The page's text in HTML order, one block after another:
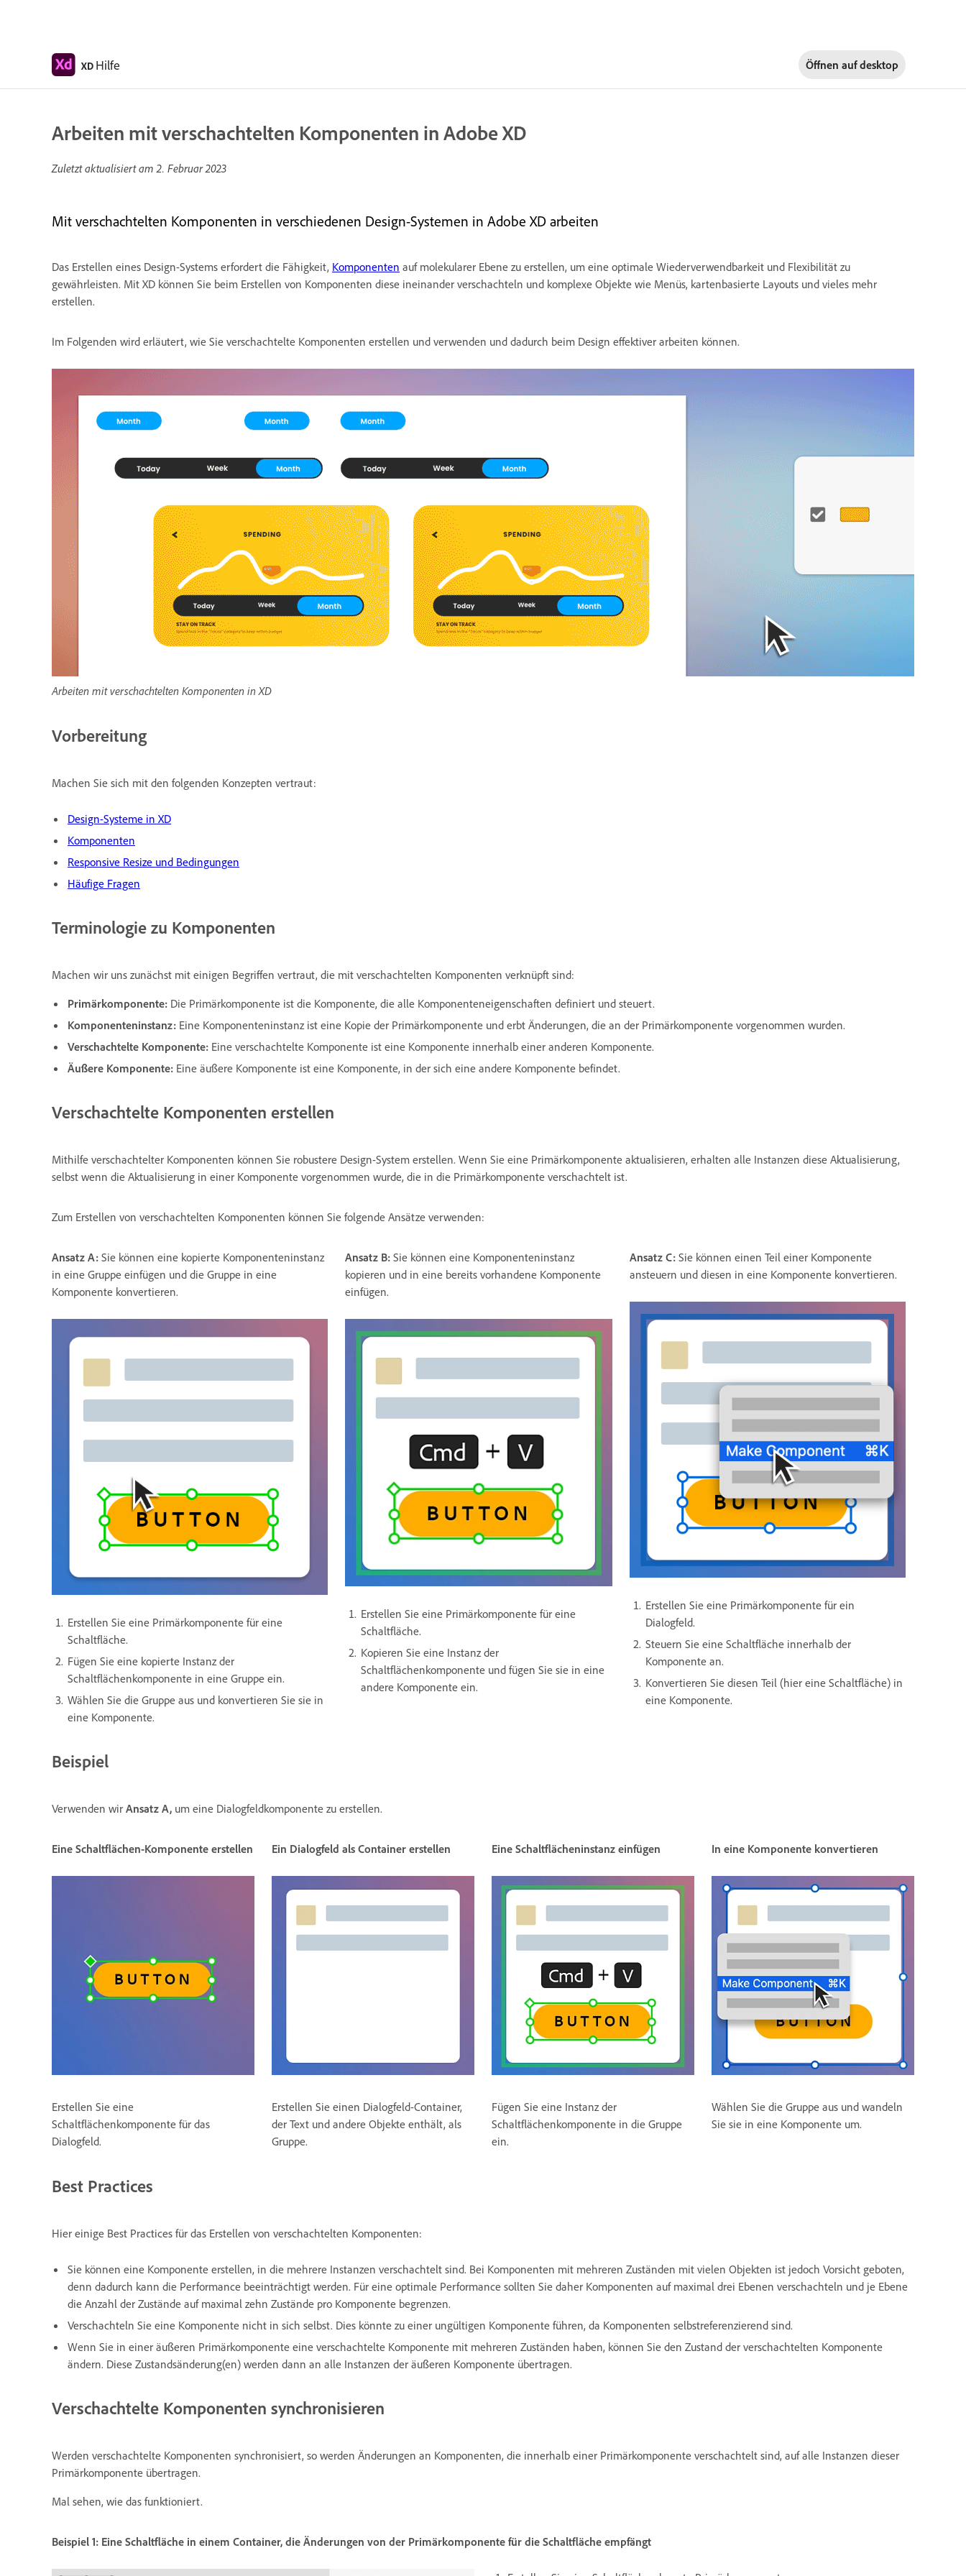
XD Hilfe Öffnen aufdesktop
Arbeiten mit verschachtelten Komponenten in Adobe XD
Zuletzt aktualisiert am2. Februar 2023
Mit verschachtelten Komponenten in verschiedenen Design-Systemen in Adobe XD arbeiten
Das Erstellen eines Design-Systems erfordert die Fähigkeit, Komponenten auf molekularer Ebene zu erstellen, um eine optimale Wiederverwendbarkeit und Flexibilität zu
gewährleisten. Mit XD können Sie beim Erstellen von Komponenten diese ineinander verschachteln und komplexe Objekte wie Menüs, kartenbasierte Layouts und vieles mehr
erstellen.
Im Folgenden wird erläutert, wie Sie verschachtelte Komponenten erstellen und verwenden und dadurch beim Design effektiver arbeiten können.
Arbeiten mit verschachtelten Komponenten in XD
Vorbereitung
Machen Sie sich mit den folgenden Konzepten vertraut:
Design-Systeme in XD
Komponenten
Responsive Resize und Bedingungen
Häufige Fragen
Terminologie zu Komponenten
Machen wir uns zunächst mit einigen Begriffen vertraut, die mit verschachtelten Komponenten verknüpft sind:
Primärkomponente: Die Primärkomponente ist die Komponente, die alle Komponenteneigenschaften definiert und steuert.
Komponenteninstanz: Eine Komponenteninstanz ist eine Kopie der Primärkomponente und erbt Änderungen, die an der Primärkomponente vorgenommen wurden.
Verschachtelte Komponente: Eine verschachtelte Komponente ist eine Komponente innerhalb einer anderen Komponente.
Äußere Komponente: Eine äußere Komponente ist eine Komponente, in der sich eine andere Komponente befindet.
Verschachtelte Komponenten erstellen
Mithilfe verschachtelter Komponenten können Sie robustere Design-System erstellen. Wenn Sie eine Primärkomponente aktualisieren, erhalten alle Instanzen diese Aktualisierung,
selbst wenn die Aktualisierung in einer Komponente vorgenommen wurde, die in die Primärkomponente verschachtelt ist.
Zum Erstellen von verschachtelten Komponenten können Sie folgende Ansätze verwenden:
Ansatz A: Sie können eine kopierte Komponenteninstanz
in eine Gruppe einfügen und die Gruppe in eine
Komponente konvertieren.
Erstellen Sie eine Primärkomponente für eine
Schaltfläche.
Fügen Sie eine kopierte Instanz der
Schaltflächenkomponente in eine Gruppe ein.
Wählen Sie die Gruppe aus und konvertieren Sie sie in
eine Komponente.
Ansatz B: Sie können eine Komponenteninstanz
kopieren und in eine bereits vorhandene Komponente
einfügen.
Erstellen Sie eine Primärkomponente für eine
Schaltfläche.
Kopieren Sie eine Instanz der
Schaltflächenkomponente und fügen Sie sie in eine
andere Komponente ein.
Ansatz C: Sie können einen Teil einer Komponente
ansteuern und diesen in eine Komponente konvertieren.
Erstellen Sie eine Primärkomponente für ein
Dialogfeld.
Steuern Sie eine Schaltfläche innerhalb der
Komponente an.
Konvertieren Sie diesen Teil (hier eine Schaltfläche) in
eine Komponente.
Beispiel
Verwenden wir Ansatz A, um eine Dialogfeldkomponente zu erstellen.
Eine Schaltflächeninstanz einfügen
Fügen Sie eine Instanz der
Schaltflächenkomponente in die Gruppe
ein.
In eine Komponente konvertieren
Wählen Sie die Gruppe aus und wandeln
Sie sie in eine Komponente um.
Eine Schaltflächen-Komponente erstellen
Erstellen Sie eine
Schaltflächenkomponente für das
Dialogfeld.
Ein Dialogfeld als Container erstellen
Erstellen Sie einen Dialogfeld-Container,
der Text und andere Objekte enthält, als
Gruppe.
Best Practices
Hier einige Best Practices für das Erstellen von verschachtelten Komponenten:
Sie können eine Komponente erstellen, in die mehrere Instanzen verschachtelt sind. Bei Komponenten mit mehreren Zuständen mit vielen Objekten ist jedoch Vorsicht geboten,
denn dadurch kann die Performance beeinträchtigt werden. Für eine optimale Performance sollten Sie daher Komponenten auf maximal drei Ebenen verschachteln und je Ebene
die Anzahl der Zustände auf maximal zehn Zustände pro Komponente begrenzen.
Verschachteln Sie eine Komponente nicht in sich selbst. Dies könnte zu einer ungültigen Komponente führen, da Komponenten selbstreferenzierend sind.
Wenn Sie in einer äußeren Primärkomponente eine verschachtelte Komponente mit mehreren Zuständen haben, können Sie den Zustand der verschachtelten Komponente
ändern. Diese Zustandsänderung(en) werden dann an alle Instanzen der äußeren Komponente übertragen.
Verschachtelte Komponenten synchronisieren
Werden verschachtelte Komponenten synchronisiert, so werden Änderungen an Komponenten, die innerhalb einer Primärkomponente verschachtelt sind, auf alle Instanzen dieser
Primärkomponente übertragen.
Mal sehen, wie das funktioniert.
Beispiel 1: Eine Schaltfläche in einem Container, die Änderungen von der Primärkomponente für die Schaltfläche empfängt